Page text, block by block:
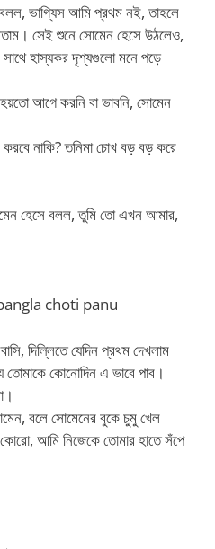
ভাগ্যিস আমি প্রথম নই, তাহলে
সেই শুনে সোমেন হেসে উঠলেও,
সাথে হাস্যকর দৃশ্যগুলো মনে পড়ে
আগে করনি বা ভাবনি, সোমেন
নাকি? তনিমা চোখ বড় বড় করে
হেসে বলল, তুমি তো এখন আমার,
bangla choti panu
দিল্লিতে যেদিন প্রথম দেখলাম
তোমাকে কোনোদিন এ ভাবে পাব।
বলে সোমেনের বুকে চুমু খেল
আমি নিজেকে তোমার হাতে সঁপে